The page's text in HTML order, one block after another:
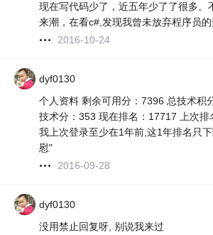
现在写代码少了，近五年少了了很多。
来潮，在看c#,发现我曾未放弃程序员的
2016-10-24
dyf0130
个人资料 剩余可用分：7396 总技术积
技术分：353 现在排名：17717 上次排
我上次登录至少在1年前,这1年排名只
慰"
2016-09-28
dyf0130
没用禁止回复呀, 别说我来过